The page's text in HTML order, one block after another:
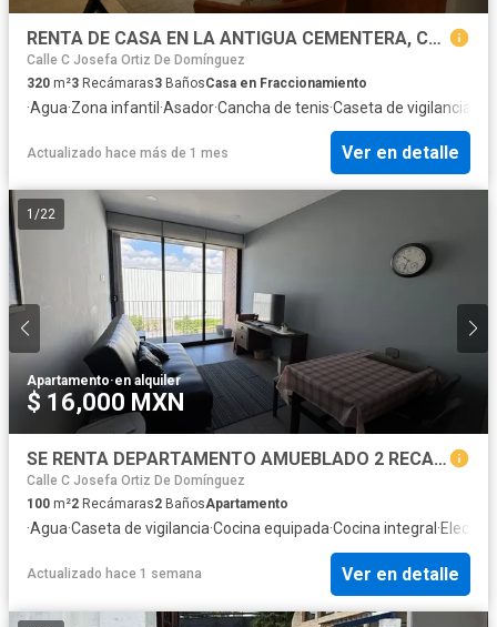
RENTA DE CASA EN LA ANTIGUA CEMENTERA, COMPLETAMENTE AMUEBLADA 3 RECAMARAS
Calle C Josefa Ortiz De Domínguez
320 m²3 Recámaras3 BañosCasa en Fraccionamiento
·Agua·Zona infantil ·Asador·Cancha de tenis·Caseta de vigilancia
Actualizado hace más de 1 mes Ver en detalle
1 /22
Apartamento·en alquiler
$ 16,000 MXN
SE RENTA DEPARTAMENTO AMUEBLADO 2 RECAMARAS TORRE CUMBRES RESIDENCIAL BLVD 15 DE MAYO
Calle C Josefa Ortiz De Domínguez
100 m²2 Recámaras2 BañosApartamento
·Agua·Caseta de vigilancia·Cocina equipada·Cocina integral ·
Actualizado hace 1 semana Ver en detalle